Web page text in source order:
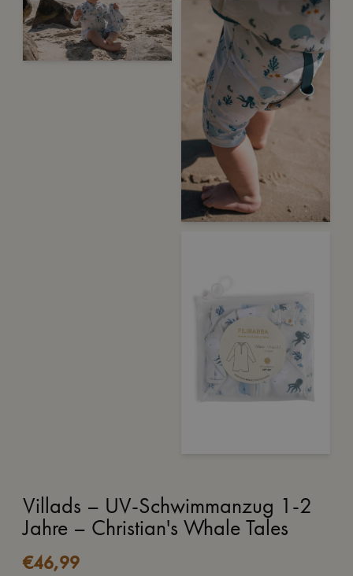
Villads – UV-Schwimmanzug 1-2
Jahre – Christian's Whale Tales
€46,99